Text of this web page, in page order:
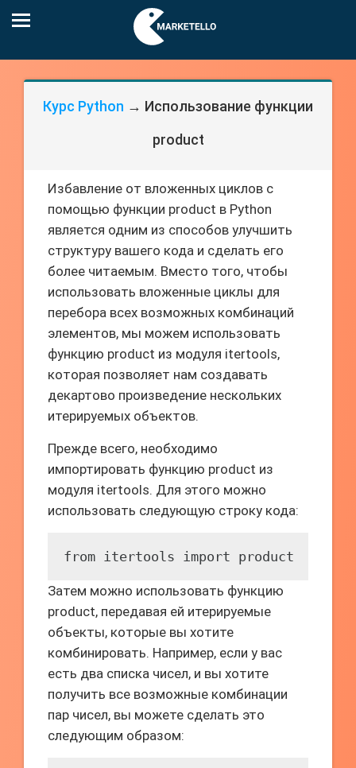
Курс Python → Использование функции
product
Избавление от вложенных циклов с
помощью функции product в Python
является одним из способов улучшить
структуру вашего кода и сделать его
более читаемым. Вместо того, чтобы
использовать вложенные циклы для
перебора всех возможных комбинаций
элементов, мы можем использовать
функцию product из модуля itertools,
которая позволяет нам создавать
декартово произведение нескольких
итерируемых объектов.
Прежде всего, необходимо
импортировать функцию product из
модуля itertools. Для этого можно
использовать следующую строку кода:
from itertools import product
Затем можно использовать функцию
product, передавая ей итерируемые
объекты, которые вы хотите
комбинировать. Например, если у вас
есть два списка чисел, и вы хотите
получить все возможные комбинации
пар чисел, вы можете сделать это
следующим образом: